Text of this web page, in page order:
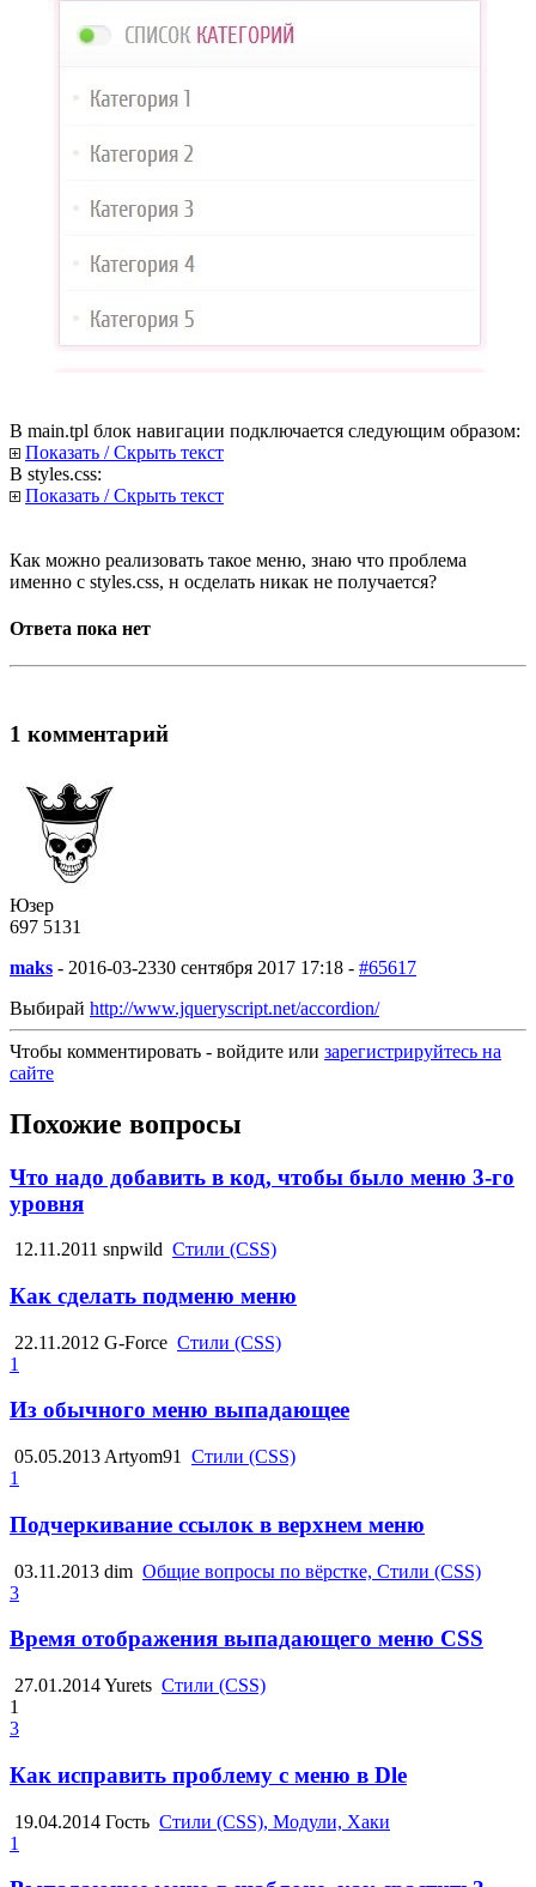
В main.tpl блок навигации подключается следующим образом:
Показать / Скрыть текст
В styles.css:
Показать / Скрыть текст
Как можно реализовать такое меню, знаю что проблема
именно с styles.css, н осделать никак не получается?
Ответа пока нет
1 комментарий
Юзер
697 5131
maks - 2016-03-2330 сентября 2017 17:18 - #65617
Выбирай http://www.jqueryscript.net/accordion/
Чтобы комментировать - войдите или зарегистрируйтесь на
сайте
Похожие вопросы
Что надо добавить в код, чтобы было меню 3-го
уровня
12.11.2011 snpwild Стили (CSS)
Как сделать подменю меню
22.11.2012 G-Force Стили (CSS)
1
Из обычного меню выпадающее
05.05.2013 Artyom91
Стили (CSS)
1
Подчеркивание ссылок в верхнем меню
03.11.2013 dim Общие вопросы по вёрстке, Стили (CSS)
3
Время отображения выпадающего меню CSS
27.01.2014Yurets Стили (CSS)
1
3
Как исправить проблему с меню в Dle
19.04.2014 Гость Стили (CSS), Модули, Хаки
1